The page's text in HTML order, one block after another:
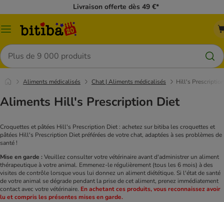
Livraison offerte dès 49 €*
Menu
Rechercher
Aliments médicalisés Chat | Aliments médicalisés Hill's
Aliments Hill's Prescription Diet
Croquettes et pâtées Hill's Prescription Diet : achetez sur bitiba les croquettes et
pâtées Hill's Prescription Diet préférées de votre chat, adaptées à ses problèmes de
santé !
Mise en garde :Veuillez consulter votre vétérinaire avant d'administrer un aliment
thérapeutique à votre animal. Emmenez-le régulièrement (tous les 6 mois) à des
visites de contrôle lorsque vous lui donnez un aliment diététique. Si l'état de santé
de votre animal se dégrade pendant la prise de cet aliment, prenez immédiatement
contact avec votre vétérinaire. En achetant ces produits, vous reconnaissez avoir
lu et compris les présentes mises en garde.